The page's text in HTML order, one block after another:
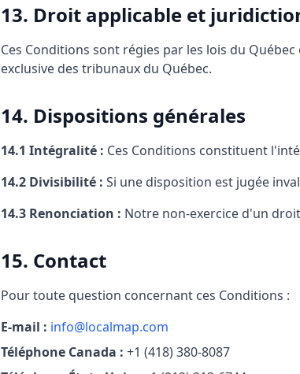
13. Droit applicable et
Ces Conditions sont régies par les lois du
exclusive des tribunaux du Québec.
14. Dispositions générales
14.1 Intégralité : Ces Conditions constituent
14.2 Divisibilité : Si une disposition est jugée
14.3 Renonciation : Notre non-exercice d'un
15. Contact
Pour toute question concernant ces Conditions :
E-mail : info@localmap.com
Téléphone Canada : +1 (418) 380-8087